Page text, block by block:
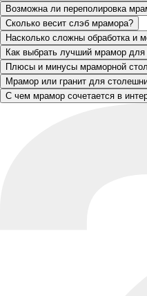
Возможна ли переполировка
Сколько весит слэб мрамора?
Насколько сложны обработка и
Как выбрать лучший мрамор
Плюсы и минусы мраморной
Мрамор или гранит для
С чем мрамор сочетается в